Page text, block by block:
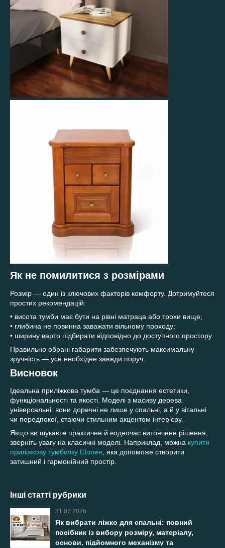
Як не помилитися з розмірами
Розмір — один із ключових факторів комфорту. Дотримуйтеся
простих рекомендацій:
• висота тумби має бути на рівні матраца або трохи вище;
• глибина не повинна заважати вільному проходу;
• ширину варто підбирати відповідно до доступного простору.
Правильно обрані габарити забезпечують максимальну
зручність — усе необхідне завжди поруч.
Висновок
Ідеальна приліжкова тумба — це поєднання естетики,
функціональності та якості. Моделі з масиву дерева
універсальні: вони доречні не лише у спальні, а й у вітальні
чи передпокої, стаючи стильним акцентом інтер’єру.
Якщо ви шукаєте практичне й водночас витончене рішення,
зверніть увагу на класичні моделі. Наприклад, можна купити
приліжкову тумбочку Шопен, яка допоможе створити
затишний і гармонійний простір.
Інші статті рубрики
31.07.2026
Як вибрати ліжко для спальні: повний
посібник із вибору розміру, матеріалу,
основи, підйомного механізму та